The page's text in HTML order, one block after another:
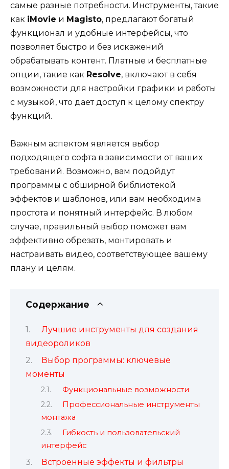
самые разные потребности. Инструменты, такие
как iMovie и Magisto, предлагают богатый
функционал и удобные интерфейсы, что
позволяет быстро и без искажений
обрабатывать контент. Платные и бесплатные
опции, такие как Resolve, включают в себя
возможности для настройки графики и работы
с музыкой, что дает доступ к целому спектру
функций.
Важным аспектом является выбор
подходящего софта в зависимости от ваших
требований. Возможно, вам подойдут
программы с обширной библиотекой
эффектов и шаблонов, или вам необходима
простота и понятный интерфейс. В любом
случае, правильный выбор поможет вам
эффективно обрезать, монтировать и
настраивать видео, соответствующее вашему
плану и целям.
Содержание
Лучшие инструменты для создания
видеороликов
Выбор программы: ключевые
моменты
Функциональные возможности
Профессиональные инструменты
монтажа
Гибкость и пользовательский
интерфейс
Встроенные эффекты и фильтры